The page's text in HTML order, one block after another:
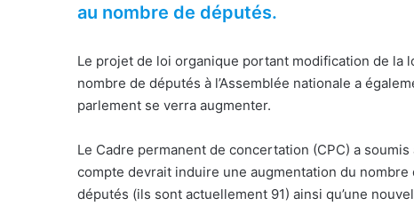
au nombre de députés.
Le projet de loi organique portant modification de la
nombre de députés à l’Assemblée nationale a
parlement se verra augmenter.
Le Cadre permanent de concertation (CPC) a
compte devrait induire une augmentation du
députés (ils sont actuellement 91) ainsi qu’une